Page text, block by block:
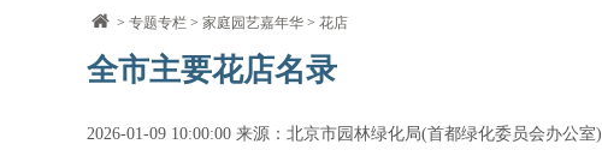
>专题专栏 >家庭园艺嘉年华 >花店
全市主要花店名录
2026-01-09 10:00:00 来源：北京市园林绿化局(首都绿化委员会办公室)